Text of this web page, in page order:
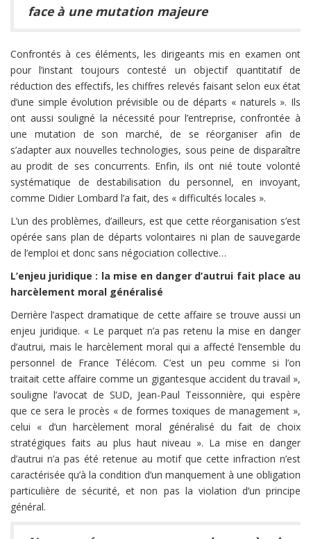
face à une mutation majeure
Confrontés à ces éléments, les dirigeants mis en examen ont
pour l’instant toujours contesté un objectif quantitatif de
réduction des effectifs, les chiffres relevés faisant selon eux état
d’une simple évolution prévisible ou de départs « naturels ». Ils
ont aussi souligné la nécessité pour l’entreprise, confrontée à
une mutation de son marché, de se réorganiser afin de
s’adapter aux nouvelles technologies, sous peine de disparaître
au prodit de ses concurrents. Enfin, ils ont nié toute volonté
systématique de destabilisation du personnel, en invoyant,
comme Didier Lombard l’a fait, des « difficultés locales ».
L’un des problèmes, d’ailleurs, est que cette réorganisation s’est
opérée sans plan de départs volontaires ni plan de sauvegarde
de l’emploi et donc sans négociation collective…
L’enjeu juridique : la mise en danger d’autrui fait place au
harcèlement moral généralisé
Derrière l’aspect dramatique de cette affaire se trouve aussi un
enjeu juridique. « Le parquet n’a pas retenu la mise en danger
d’autrui, mais le harcèlement moral qui a affecté l’ensemble du
personnel de France Télécom. C’est un peu comme si l’on
traitait cette affaire comme un gigantesque accident du travail »,
souligne l’avocat de SUD, Jean-Paul Teissonnière, qui espère
que ce sera le procès « de formes toxiques de management »,
celui « d’un harcèlement moral généralisé du fait de choix
stratégiques faits au plus haut niveau ». La mise en danger
d’autrui n’a pas été retenue au motif que cette infraction n’est
caractérisée qu’à la condition d’un manquement à une obligation
particulière de sécurité, et non pas la violation d’un principe
général.